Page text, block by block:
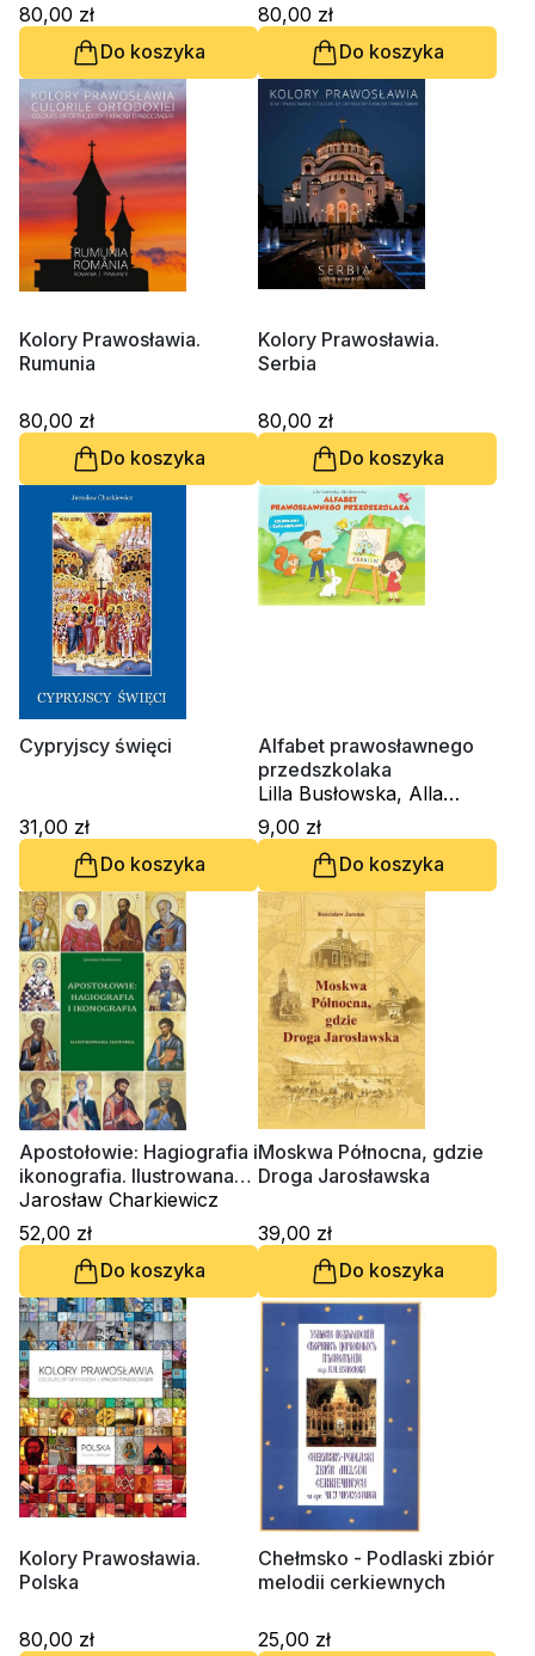
80,00 zł
Do koszyka
80,00 zł
Do koszyka
Kolory Prawosławia.
Rumunia
80,00 zł
Do koszyka
Kolory Prawosławia.
Serbia
80,00 zł
Do koszyka
Cypryjscy święci
31,00 zł
Do koszyka
Alfabet prawosławnego
przedszkolaka
Lilla Busłowska, Alla
Medwecka
9,00 zł
Do koszyka
Apostołowie: Hagiografia i
ikonografia. Ilustrowana
historia
Jarosław Charkiewicz
52,00 zł
Do koszyka
Moskwa Północna, gdzie
Droga Jarosławska
39,00 zł
Do koszyka
Kolory Prawosławia.
Polska
80,00 zł
Chełmsko - Podlaski zbiór
melodii cerkiewnych
25,00 zł